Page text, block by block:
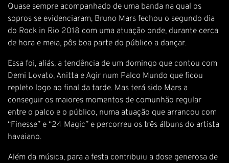
Quase sempre acompanhado de uma banda na qual os
sopros se evidenciaram, Bruno Mars fechou o segundo dia
do Rock in Rio 2018 com uma atuação onde, durante cerca
de hora e meia, pôs boa parte do público a dançar.
Essa foi, aliás, a tendência de um domingo que contou com
Demi Lovato, Anitta e Agir num Palco Mundo que ficou
repleto logo ao final da tarde. Mas terá sido Mars a
conseguir os maiores momentos de comunhão regular
entre o palco e o público, numa atuação que arrancou com
“Finesse” e “24 Magic” e percorreu os três álbuns do artista
havaiano.
Além da música, para a festa contribuiu a dose generosa de